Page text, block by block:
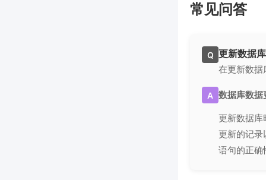
常见问答
Q 更新数据
在更新数据
A 数据库数据
更新数据
更新的记
语句的正确